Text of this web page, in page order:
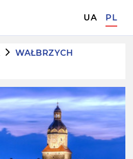
UA PL
WAŁBRZYCH